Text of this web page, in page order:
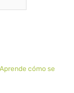
Aprende cómo se